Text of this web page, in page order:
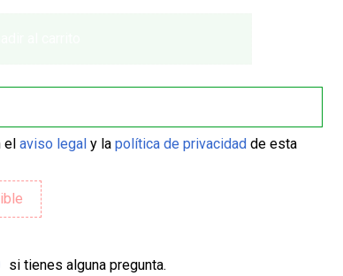
elaviso legal y lapolítica de privacidad de esta
si tienes alguna pregunta.